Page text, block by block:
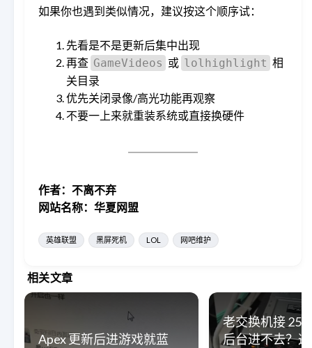
如果你也遇到类似情况，建议按这个顺序试：
先看是不是更新后集中出现
再查 GameVideos 或 lolhighlight 相
关目录
优先关闭录像/高光功能再观察
不要一上来就重装系统或直接换硬件
作者：不离不弃
网站名称：华夏网盟
英雄联盟 黑屏死机 LOL 网吧维护
相关文章
Apex 更新后进游戏就蓝
老交换机接
后台进不去？